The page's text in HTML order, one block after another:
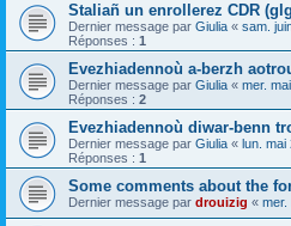
Staliañ un enrollerez CDR
Dernier message par Giulia « sam.
Réponses : 1
Evezhiadennoù a-berzh
Dernier message par Giulia « mer.
Réponses : 2
Evezhiadennoù diwar-benn
Dernier message par Giulia « lun. mai
Réponses : 1
Some comments about the
Dernier message par drouizig « mer.